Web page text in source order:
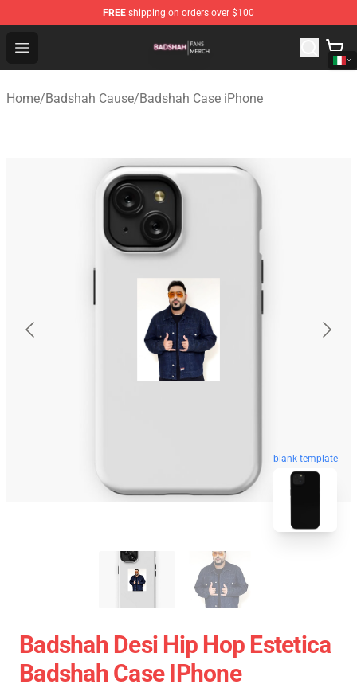
FREE shipping on orders over $100
Open menu
Badshah Shop - Official Badshah Merchandise Store
Home/Badshah Cause/Badshah Case iPhone
blank template
Badshah Desi Hip Hop Estetica
Badshah Case IPhone